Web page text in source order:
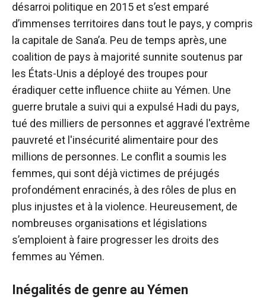
désarroi politique en 2015 et s’est emparé
d’immenses territoires dans tout le pays, y compris
la capitale de Sana’a. Peu de temps après, une
coalition de pays à majorité sunnite soutenus par
les États-Unis a déployé des troupes pour
éradiquer cette influence chiite au Yémen. Une
guerre brutale a suivi qui a expulsé Hadi du pays,
tué des milliers de personnes et aggravé l'extrême
pauvreté et l'insécurité alimentaire pour des
millions de personnes. Le conflit a soumis les
femmes, qui sont déjà victimes de préjugés
profondément enracinés, à des rôles de plus en
plus injustes et à la violence. Heureusement, de
nombreuses organisations et législations
s’emploient à faire progresser les droits des
femmes au Yémen.
Inégalités de genre au Yémen